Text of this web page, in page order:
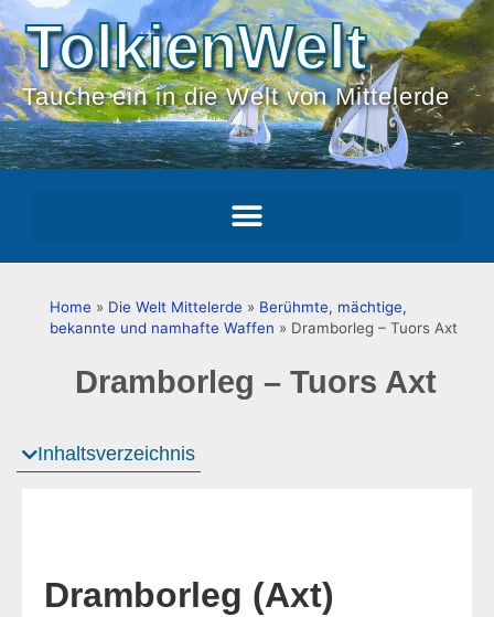
TolkienWelt
Tauche ein in die Welt von Mittelerde
Home » Die Welt Mittelerde » Berühmte, mächtige,
bekannte und namhafte Waffen » Dramborleg – Tuors Axt
Dramborleg – Tuors Axt
Inhaltsverzeichnis
Dramborleg (Axt)